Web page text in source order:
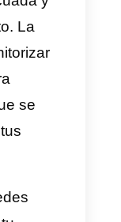
que te
tu negocio.
la
de tu
a tus